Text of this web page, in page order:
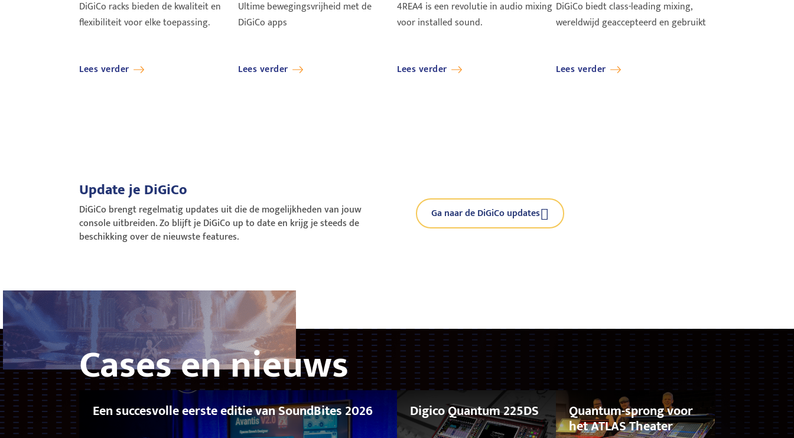
DiGiCo racks bieden de kwaliteit en
flexibiliteit voor elke toepassing.
Lees verder
Ultime bewegingsvrijheid met de
DiGiCo apps
Lees verder
Control
4REA4 is een revolutie in audio mixing
voor installed sound.
Lees verder
DiGiCo biedt class-leading mixing,
wereldwijd geaccepteerd en gebruikt
Lees verder
Update je DiGiCo
DiGiCo brengt regelmatig updates uit die de mogelijkheden van jouw
console uitbreiden. Zo blijft je DiGiCo up to date en krijg je steeds de
beschikking over de nieuwste features.
Ga naar de DiGiCo updates
Cases en nieuws
Een succesvolle eerste editie van SoundBites 2026 Digico Quantum 225DS Quantum-sprong voor
het ATLAS Theater